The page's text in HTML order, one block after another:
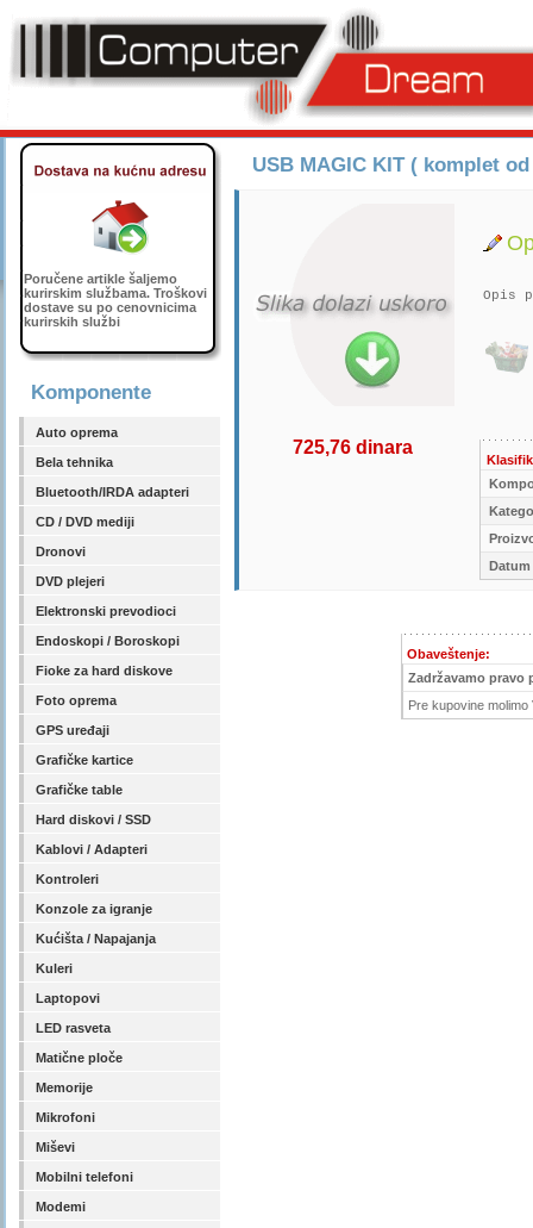
Poručene artikle šaljemo
kurirskim službama. Troškovi
dostave su po cenovnicima
kurirskih službi
Komponente
Auto oprema
Bela tehnika
Bluetooth/IRDA adapteri
CD / DVD mediji
Dronovi
DVD plejeri
Elektronski prevodioci
Endoskopi / Boroskopi
Fioke za hard diskove
Foto oprema
GPS uređaji
Grafičke kartice
Grafičke table
Hard diskovi / SSD
Kablovi / Adapteri
Kontroleri
Konzole za igranje
Kućišta / Napajanja
Kuleri
Laptopovi
LED rasveta
Matične ploče
Memorije
Mikrofoni
Miševi
Mobilni telefoni
Modemi
USB MAGIC KIT ( komplet
Opis
725,76 dinara
Obaveštenje:
Zadržavamo pravo
Pre kupovine